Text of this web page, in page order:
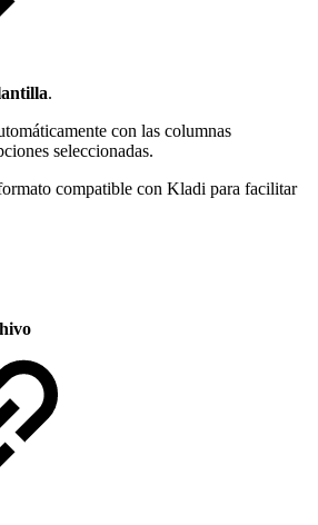
.
con las columnas
seleccionadas.
compatible con Kladi para facilitar